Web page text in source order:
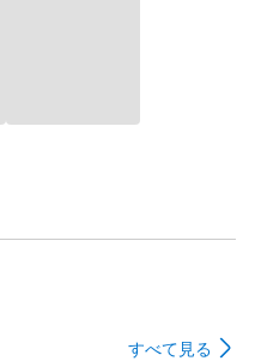
すべて見る